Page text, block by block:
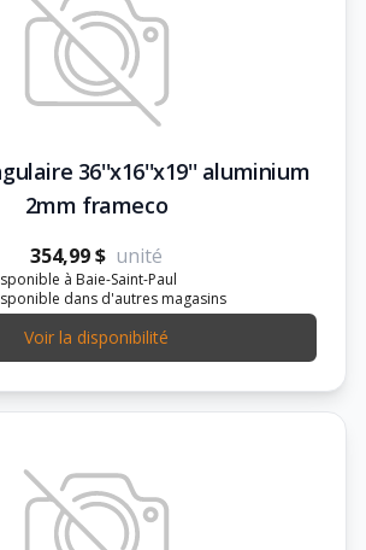
36''x16''x19'' aluminium
2mm frameco
354,99 $ unité
à Baie-Saint-Paul
dans d'autres magasins
Voir la disponibilité